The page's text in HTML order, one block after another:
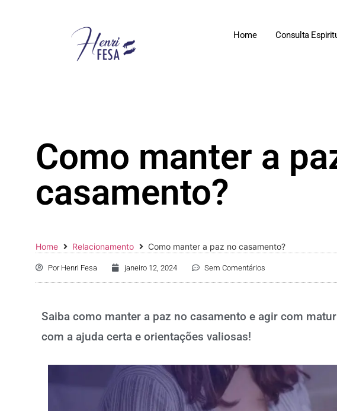
Home Consulta
Como manter a
casamento?
Home Relacionamento Como manter a paz no casamento?
PorHenri Fesa janeiro 12, 2024 Sem Comentários
Saiba como manter a paz no casamento e agir com
com a ajuda certa e orientações valiosas!